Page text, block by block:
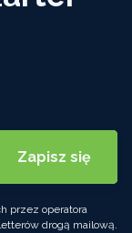
przez operatora
drogą mailową.